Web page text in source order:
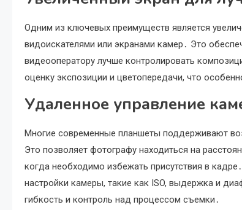
Одним из ключевых преимуществ является
видоискателями или экранами камер․ Это
видеооператору лучше контролировать
оценку экспозиции и цветопередачи, что
Удаленное управление
Многие современные планшеты поддерживают
Это позволяет фотографу находиться на
когда необходимо избежать присутствия в
настройки камеры, такие как ISO, выдержка и
гибкость и контроль над процессом съемки․